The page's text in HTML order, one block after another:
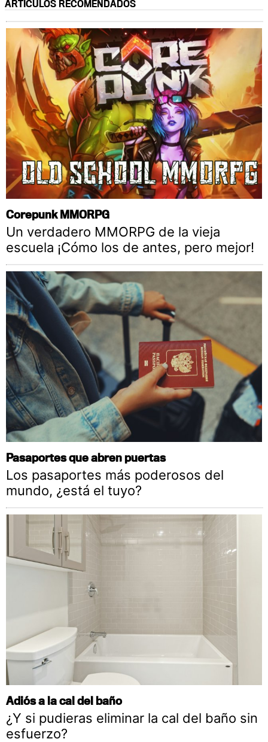
ARTÍCULOS RECOMENDADOS
Corepunk MMORPG
Un verdadero MMORPG de la vieja
escuela ¡Cómo los de antes, pero mejor!
Pasaportes que abren puertas
Los pasaportes más poderosos del
mundo, ¿está el tuyo?
Adiós a la cal del baño
¿Y si pudieras eliminar la cal del baño sin
esfuerzo?